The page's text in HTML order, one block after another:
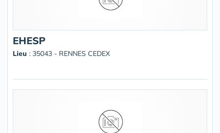
EHESP
Lieu : 35043 - RENNES CEDEX